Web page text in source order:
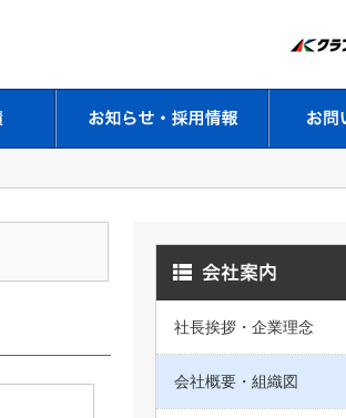
社長挨拶・企業理念
会社概要・組織図